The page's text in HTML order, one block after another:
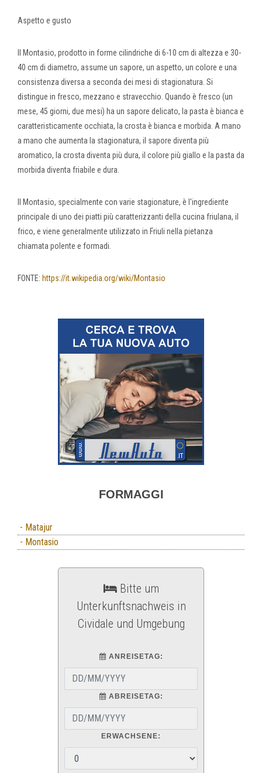
Aspetto e gusto
Il Montasio, prodotto in forme cilindriche di 6-10 cm di altezza e 30-
40 cm di diametro, assume un sapore, un aspetto, un colore e una
consistenza diversa a seconda dei mesi di stagionatura. Si
distingue in fresco, mezzano e stravecchio. Quando è fresco (un
mese, 45 giorni, due mesi) ha un sapore delicato, la pasta è bianca e
caratteristicamente occhiata, la crosta è bianca e morbida. A mano
a mano che aumenta la stagionatura, il sapore diventa più
aromatico, la crosta diventa più dura, il colore più giallo e la pasta da
morbida diventa friabile e dura.
Il Montasio, specialmente con varie stagionature, è l'ingrediente
principale di uno dei piatti più caratterizzanti della cucina friulana, il
frico, e viene generalmente utilizzato in Friuli nella pietanza
chiamata polente e formadi.
FONTE: https://it.wikipedia.org/wiki/Montasio
FORMAGGI
- Matajur
- Montasio
Bitte um
Unterkunftsnachweis in
Cividale und Umgebung
ANREISETAG:
ABREISETAG:
ERWACHSENE: